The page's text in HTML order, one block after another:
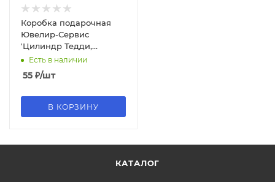
Коробка подарочная
Ювелир-Сервис
'Цилиндр Тедди,
сиреневый'20х20х19
см.,цилиндр.(Серия3в1),
6009
Есть в наличии
55 ₽/шт
В КОРЗИНУ
КАТАЛОГ